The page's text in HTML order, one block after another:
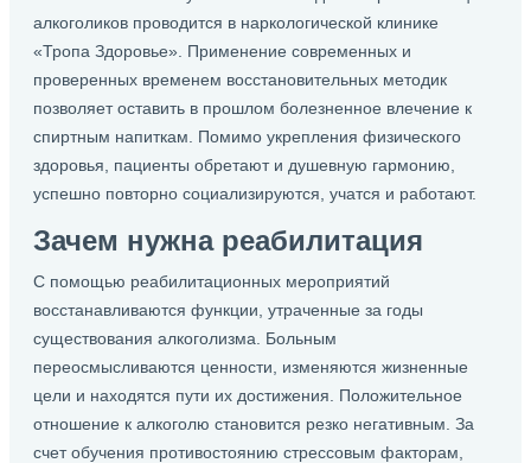
алкоголиков проводится в наркологической клинике
«Тропа Здоровье». Применение современных и
проверенных временем восстановительных методик
позволяет оставить в прошлом болезненное влечение к
спиртным напиткам. Помимо укрепления физического
здоровья, пациенты обретают и душевную гармонию,
успешно повторно социализируются, учатся и работают.
Зачем нужна реабилитация
С помощью реабилитационных мероприятий
восстанавливаются функции, утраченные за годы
существования алкоголизма. Больным
переосмысливаются ценности, изменяются жизненные
цели и находятся пути их достижения. Положительное
отношение к алкоголю становится резко негативным. За
счет обучения противостоянию стрессовым факторам,